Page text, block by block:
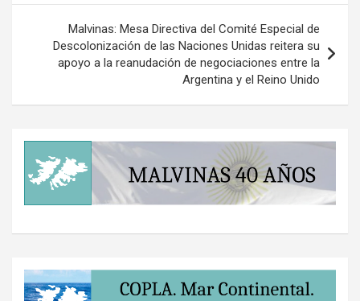
Malvinas: Mesa Directiva del Comité Especial de
Descolonización de las Naciones Unidas reitera su
apoyo a la reanudación de negociaciones entre la
Argentina y el Reino Unido